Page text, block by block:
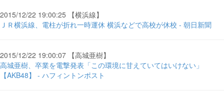
2015/12/22 19:00:25 【横浜線】
ＪＲ横浜線、電柱が折れ一時運休 横浜などで高校が休校 - 朝日新聞
2015/12/22 19:00:07 【高城亜樹】
高城亜樹、卒業を電撃発表「この環境に甘えていてはいけない」
【AKB48】 - ハフィントンポスト